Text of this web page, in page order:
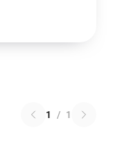
1 / 1